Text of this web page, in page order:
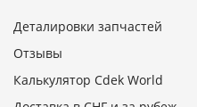
Деталировки запчастей
Отзывы
Калькулятор Cdek World